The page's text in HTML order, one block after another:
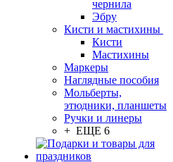
чернила
Эбру
Кисти и мастихины
Кисти
Мастихины
Маркеры
Наглядные пособия
Мольберты,
этюдники, планшеты
Ручки и линеры
+ ЕЩЕ 6